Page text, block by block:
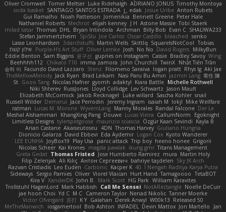
Oliver Cromwell Tomer Meltser Luke Ridehalgh ADRIANO JONUS Timothy Montoya
soda basket SANTIAGO SANTOS ESTRADA j_ edak Josue Uribe Anton Rubets
Gui Ramalho Noah Patterson Jomenikia Bennett Greene Peter Hale
Nathaniel Roberts Mechrot elijah kenney J H Astone Massie Tobi Staerk
milad tatar Thomas DHL Bryan Intindola Archman Billy Bob Evan C SHALIWA233
Stefan Jammertzheim
SpiSlu Joe Carlos Oscar Castillo bleached senko
Lasse Leonhardsen 3darchstuffs Martin Wells Skittlq SquareIsNotCool Tobias
אילון קשת
Purple-H's Art Stuff Oliver Lemke Josh No No David Rogers MilkyBun
Eddie Benton Sam Biggins 윤구선 gupries on Instagram Cassie Bradley Savoy Wing
Beehhhh112 Chikato 710 imma zamora John Churchill TwinX Nhật Tiến Trần
승하 이 Facundo David Lazzaro Stenz Filomeno Saraiva logan pratt Rhys lg Aki Jae
TheMellowMelody Jack Ryan Brad Leikam Nasi Paru Bu Amin Jazmin Lang 宥任 陳
St Gooo Tang Nicolas Hafner gyomh adaktyl Kiara Battle Michelle Rothwell
Niki Shterev RussJones Lloyd Collidge Lev Schwartz Jason Mault
Elizabeth McCormick Jakob Recknagel Luke willard Sascha Kohler snail
Russell Wilder Demerui Jace Perrodin Jeremy Ingram isaiah M lokjl Mike Wellfare
ratman Lucas M. Morone WyvernLang Manny Morales Randal Falcone Der Le
Meshal Alshammari
KhangXing Pang Douwe Lucas Vieira CallumNorm
Egoknight
Limitless Designs tylerspetgoose maurizio sciascia Özgür Kaan Sevindi Kayla B
Arian Castane Akaiseutoseu 4DN Thomas Harvey Giuliano Hungria
Dionicio Galarza David Ebbevi Eda Aydemir Logan Cox Kyoto Wanderer
LEE EUNHA JoyBox19 Play Usa panic attack Trip boy heeno honee Grigorii
Nicolas Scheer Kai Krones magda pawlak ikung gmr Titans Management
Greta Gedat Thomas Fristed Jose Humberto Ramirez mura Martin Holy
Filip Zelenjak Ali Kılıç Антон Сергеевич bahriye taşdelen Sky JK Arch
Razvan Cristiadis Leo Euden Carbonic Kacper K 40. I Nengah Raditya Karya Putra
Sideways Sergio Pamies Oliver Viorel Vlaican Hurt Hand Tamagoooo TetaBOT
Kira V XanderDK John B. Mark Scott HG Park William Karavites
Trollstuhl HagenLord Mark Habbish Call Me Sensei NotARectangle Noelle DeCuir
jae hoon Choi Yd C M C Cameron Taylor Nenad Nikolic Tanner Moerke
Victor Ofvergard 苏打 K Y Galahan Derek Anwyl W00k13 Released 50
MeTheManwich
iosgamertool Bob Ashton INFADEL Devin Mattox Jon Martello
Jan